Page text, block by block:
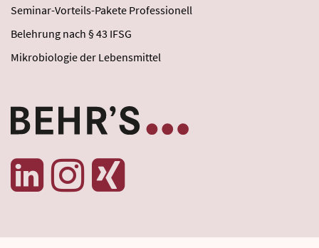
Seminar-Vorteils-Pakete Professionell
Belehrung nach § 43 IFSG
Mikrobiologie der Lebensmittel